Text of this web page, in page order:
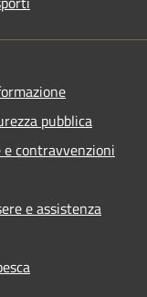
pubblica
contravvenzioni
e assistenza